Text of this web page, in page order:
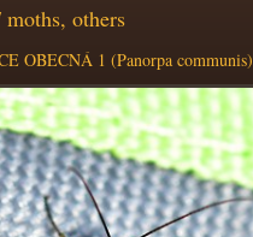
others
OBECNÁ 1 (Panorpa communis)